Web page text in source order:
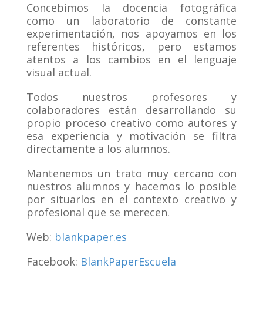
Concebimos la docencia fotográfica
como un laboratorio de constante
experimentación, nos apoyamos en los
referentes históricos, pero estamos
atentos a los cambios en el lenguaje
visual actual.
Todos nuestros profesores y
colaboradores están desarrollando su
propio proceso creativo como autores y
esa experiencia y motivación se filtra
directamente a los alumnos.
Mantenemos un trato muy cercano con
nuestros alumnos y hacemos lo posible
por situarlos en el contexto creativo y
profesional que se merecen.
Web: blankpaper.es
Facebook: BlankPaperEscuela